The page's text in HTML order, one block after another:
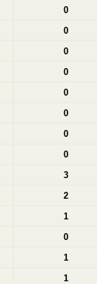
0
0
0
0
0
0
0
0
3
2
1
0
1
1